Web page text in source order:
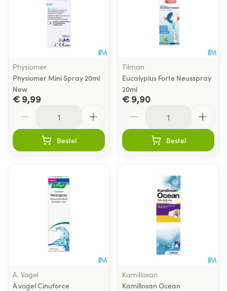
Physiomer
Physiomer Mini Spray 20ml
New
€ 9,99
Bestel
Tilman
Eucalyplus Forte Neusspray
20ml
€ 9,90
Bestel
A. Vogel
A.vogel Cinuforce
Kamillosan
Kamillosan Ocean